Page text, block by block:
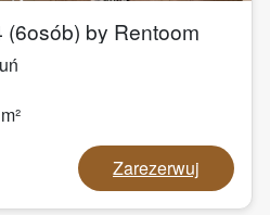
by Rentoom
m²
Zarezerwuj